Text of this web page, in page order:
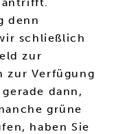
denn
schließlich
zur
zur Verfügung
dann,
grüne
haben Sie